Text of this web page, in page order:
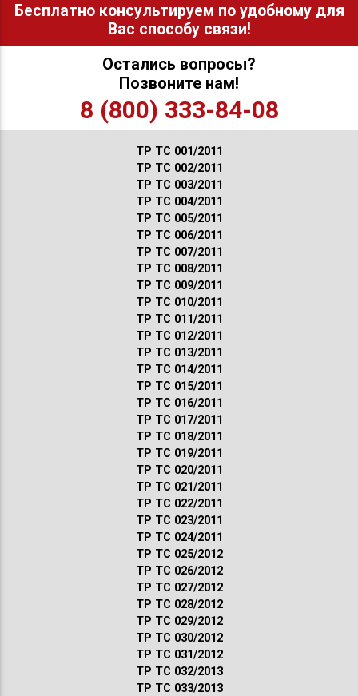
Бесплатно консультируем по удобному для
Вас способу связи!
Остались вопросы?
Позвоните нам!
8 (800) 333-84-08
ТР ТС 001/2011
ТР ТС 002/2011
ТР ТС 003/2011
ТР ТС 004/2011
ТР ТС 005/2011
ТР ТС 006/2011
ТР ТС 007/2011
ТР ТС 008/2011
ТР ТС 009/2011
ТР ТС 010/2011
ТР ТС 011/2011
ТР ТС 012/2011
ТР ТС 013/2011
ТР ТС 014/2011
ТР ТС 015/2011
ТР ТС 016/2011
ТР ТС 017/2011
ТР ТС 018/2011
ТР ТС 019/2011
ТР ТС 020/2011
ТР ТС 021/2011
ТР ТС 022/2011
ТР ТС 023/2011
ТР ТС 024/2011
ТР ТС 025/2012
ТР ТС 026/2012
ТР ТС 027/2012
ТР ТС 028/2012
ТР ТС 029/2012
ТР ТС 030/2012
ТР ТС 031/2012
ТР ТС 032/2013
ТР ТС 033/2013